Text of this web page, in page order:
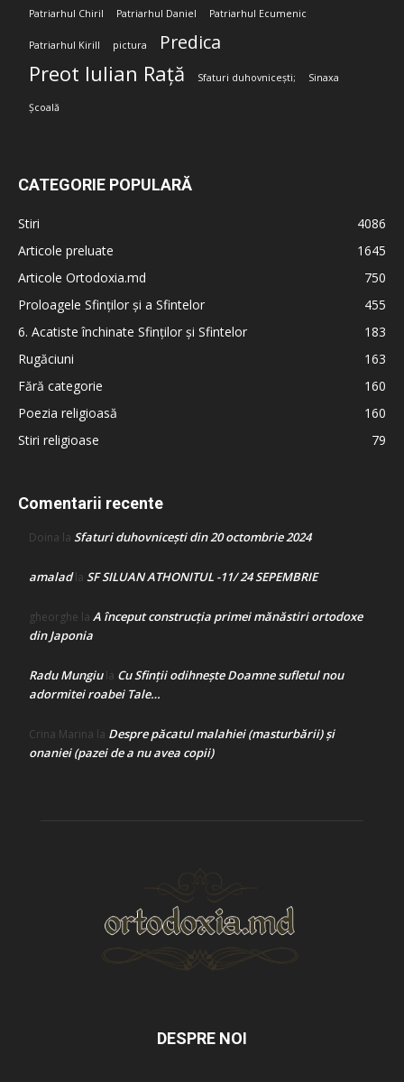
Patriarhul Chiril Patriarhul Daniel Patriarhul Ecumenic
Patriarhul Kirill pictura Predica
Preot Iulian Rață Sfaturi duhovnicești; Sinaxa
Școală
CATEGORIE POPULARĂ
Stiri
4086
Articole preluate
1645
Articole Ortodoxia.md
750
Proloagele Sfinților și a Sfintelor
455
6. Acatiste închinate Sfinților și Sfintelor
183
Rugăciuni
163
Fără categorie
160
Poezia religioasă
160
Stiri religioase
79
Comentarii recente
Doina la Sfaturi duhovnicești din 20 octombrie 2024
amaladla SF SILUAN ATHONITUL -11/ 24 SEPEMBRIE
gheorghe la A început construcţia primei mănăstiri ortodoxe
din Japonia
Radu Mungiula Cu Sfinții odihnește Doamne sufletul nou
adormitei roabei Tale…
Crina Marina la Despre păcatul malahiei (masturbării) şi
onaniei (pazei de a nu avea copii)
DESPRE NOI